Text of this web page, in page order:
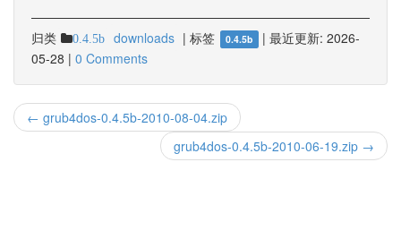
归类 0.4.5b downloads | 标签 0.4.5b | 最近更新: 2026-
05-28 | 0 Comments
← grub4dos-0.4.5b-2010-08-04.zip
grub4dos-0.4.5b-2010-06-19.zip →